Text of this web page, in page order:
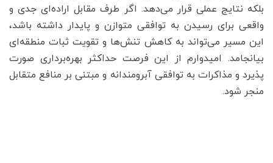
بلکه نتایج عملی قرار می‌دهد. اگر طرف مقابل اراده‌ای جدی و
واقعی برای رسیدن به توافقی متوازن و پایدار داشته باشد،
این مسیر می‌تواند به کاهش تنش‌ها و تقویت ثبات منطقه‌ای
بیانجامد. امیدوارم از این فرصت حداکثر بهره‌برداری صورت
پذیرد و مذاکرات به توافقی آبرومندانه و مبتنی بر منافع متقابل
منجر شود.